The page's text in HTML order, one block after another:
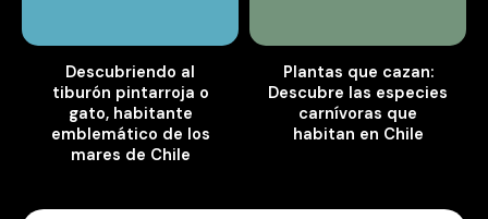
Descubriendo al
tiburón pintarroja o
gato, habitante
emblemático de los
mares de Chile
Plantas que cazan:
Descubre las especies
carnívoras que
habitan en Chile